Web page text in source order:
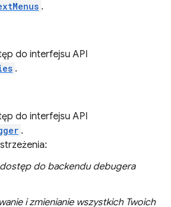
.
do interfejsu API
.
do interfejsu API
.
do backendu debugera
i zmienianie wszystkich Twoich